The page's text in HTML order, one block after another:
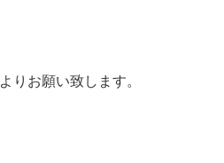
よりお願い致します。